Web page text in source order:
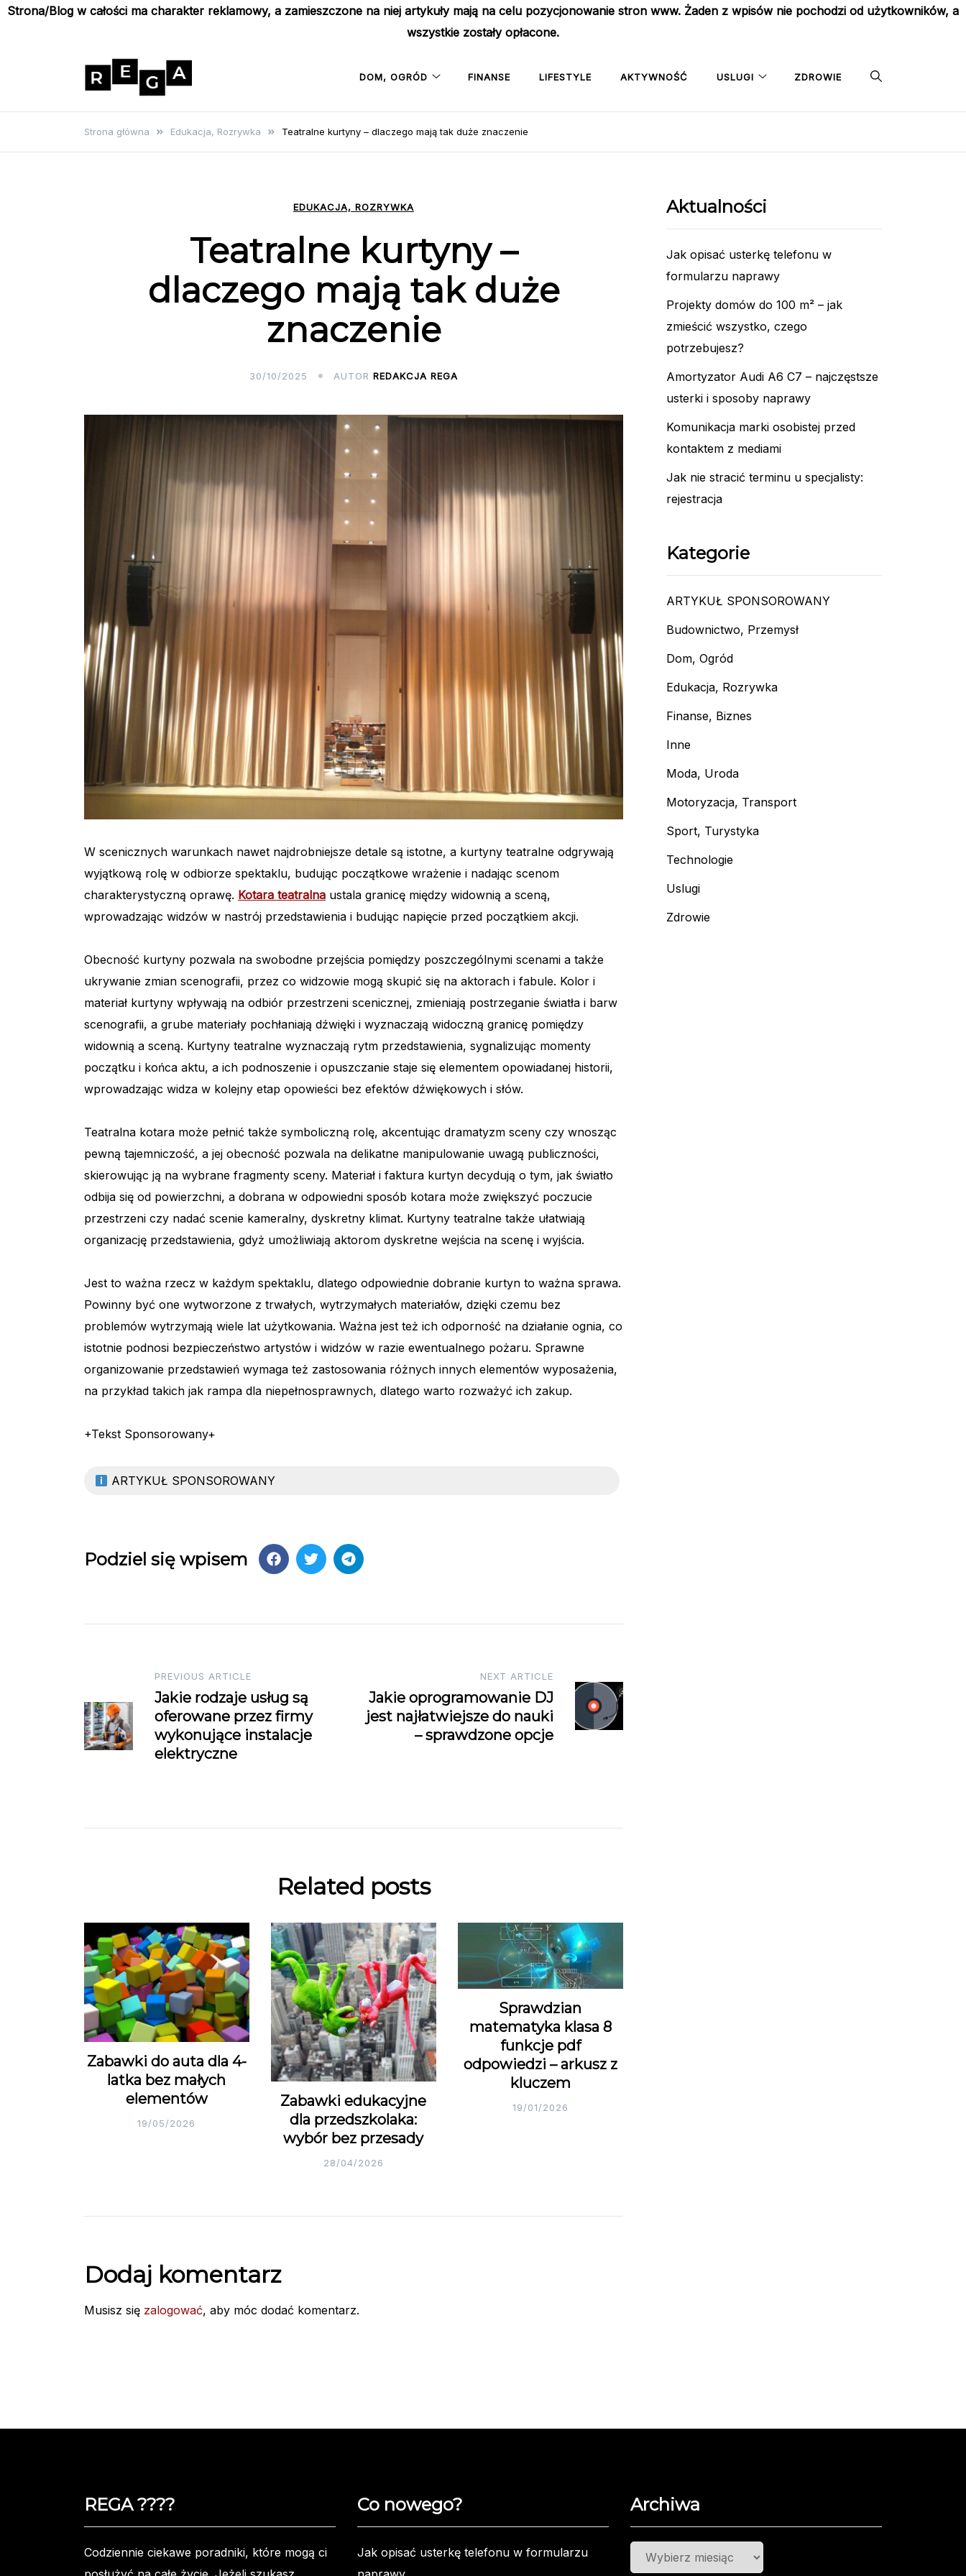
Strona/Blog w całości ma charakter reklamowy, a zamieszczone na niej artykuły mają na celu pozycjonowanie stron www. Żaden z wpisów nie pochodzi od użytkowników, a
wszystkie zostały opłacone.
Rega
poradniki
DOM, OGRÓD FINANSE LIFESTYLE AKTYWNOŚĆ USLUGI ZDROWIE
Strona główna Edukacja, Rozrywka Teatralne kurtyny – dlaczego mają tak duże znaczenie
EDUKACJA, ROZRYWKA
Teatralne kurtyny –
dlaczego mają tak duże
znaczenie
30/10/2025 AUTOR REDAKCJA REGA
W scenicznych warunkach nawet najdrobniejsze detale są istotne, a kurtyny teatralne odgrywają
wyjątkową rolę w odbiorze spektaklu, budując początkowe wrażenie i nadając scenom
charakterystyczną oprawę. Kotara teatralna ustala granicę między widownią a sceną,
wprowadzając widzów w nastrój przedstawienia i budując napięcie przed początkiem akcji.
Obecność kurtyny pozwala na swobodne przejścia pomiędzy poszczególnymi scenami a także
ukrywanie zmian scenografii, przez co widzowie mogą skupić się na aktorach i fabule. Kolor i
materiał kurtyny wpływają na odbiór przestrzeni scenicznej, zmieniają postrzeganie światła i barw
scenografii, a grube materiały pochłaniają dźwięki i wyznaczają widoczną granicę pomiędzy
widownią a sceną. Kurtyny teatralne wyznaczają rytm przedstawienia, sygnalizując momenty
początku i końca aktu, a ich podnoszenie i opuszczanie staje się elementem opowiadanej historii,
wprowadzając widza w kolejny etap opowieści bez efektów dźwiękowych i słów.
Teatralna kotara może pełnić także symboliczną rolę, akcentując dramatyzm sceny czy wnosząc
pewną tajemniczość, a jej obecność pozwala na delikatne manipulowanie uwagą publiczności,
skierowując ją na wybrane fragmenty sceny. Materiał i faktura kurtyn decydują o tym, jak światło
odbija się od powierzchni, a dobrana w odpowiedni sposób kotara może zwiększyć poczucie
przestrzeni czy nadać scenie kameralny, dyskretny klimat. Kurtyny teatralne także ułatwiają
organizację przedstawienia, gdyż umożliwiają aktorom dyskretne wejścia na scenę i wyjścia.
Jest to ważna rzecz w każdym spektaklu, dlatego odpowiednie dobranie kurtyn to ważna sprawa.
Powinny być one wytworzone z trwałych, wytrzymałych materiałów, dzięki czemu bez
problemów wytrzymają wiele lat użytkowania. Ważna jest też ich odporność na działanie ognia, co
istotnie podnosi bezpieczeństwo artystów i widzów w razie ewentualnego pożaru. Sprawne
organizowanie przedstawień wymaga też zastosowania różnych innych elementów wyposażenia,
na przykład takich jak rampa dla niepełnosprawnych, dlatego warto rozważyć ich zakup.
+Tekst Sponsorowany+
ARTYKUŁ SPONSOROWANY
Podziel się wpisem
navigation
PREVIOUS ARTICLE
Jakie rodzaje usług są
oferowane przez firmy
wykonujące instalacje
elektryczne
NEXT ARTICLE
Jakie oprogramowanie DJ
jest najłatwiejsze do nauki
– sprawdzone opcje
Related posts
Zabawki do auta dla 4-
latka bez małych
elementów
19/05/2026
Zabawki edukacyjne
dla przedszkolaka:
wybór bez przesady
28/04/2026
Sprawdzian
matematyka klasa 8
funkcje pdf
odpowiedzi – arkusz z
kluczem
19/01/2026
Dodaj komentarz
Musisz się zalogować, aby móc dodać komentarz.
Aktualności
Jak opisać usterkę telefonu w
formularzu naprawy
Projekty domów do 100 m² – jak
zmieścić wszystko, czego
potrzebujesz?
Amortyzator Audi A6 C7 – najczęstsze
usterki i sposoby naprawy
Komunikacja marki osobistej przed
kontaktem z mediami
Jak nie stracić terminu u specjalisty:
rejestracja
Kategorie
ARTYKUŁ SPONSOROWANY
Budownictwo, Przemysł
Dom, Ogród
Edukacja, Rozrywka
Finanse, Biznes
Inne
Moda, Uroda
Motoryzacja, Transport
Sport, Turystyka
Technologie
Uslugi
Zdrowie
REGA ????️
Codziennie ciekawe poradniki, które mogą ci
Co nowego?
Jak opisać usterkę telefonu w formularzu
Archiwa
Archiwa